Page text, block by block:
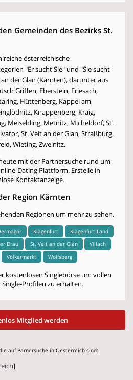
Gemeinden des Bezirks St.
österreichische
"Er sucht Sie" und "Sie sucht
der Glan (Kärnten), darunter aus
Griffen, Eberstein, Friesach,
Hüttenberg, Kappel am
Knappenberg, Kraig,
Meiselding, Metnitz, Micheldorf, St.
St. Veit an der Glan, Straßburg,
Wieting, Zweinitz.
mit der Partnersuche rund um
Dating Plattform. Erstelle in
Kontaktanzeige.
Region Kärnten
Regionen um mehr zu sehen.
Klagenfurt
Klagenfurt-Land
Drau St. Veit an der Glan
Villach
Völkermarkt Wolfsberg
kostenlosen Singlebörse um vollen
Single-Profilen zu erhalten.
Mitglied werden
auf Parnersuche in Oesterreich sind:
]